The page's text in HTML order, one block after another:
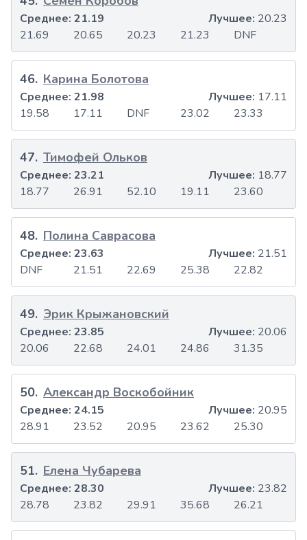
21.69 20.65 20.23 21.23 DNF
Среднее: 21.19 Лучшее: 20.23
46. Карина Болотова
19.58 17.11 DNF 23.02 23.33
Среднее: 21.98 Лучшее: 17.11
47. Тимофей Ольков
18.77 26.91 52.10 19.11 23.60
Среднее: 23.21 Лучшее: 18.77
48. Полина Саврасова
DNF 21.51 22.69 25.38 22.82
Среднее: 23.63 Лучшее: 21.51
49. Эрик Крыжановский
20.06 22.68 24.01 24.86 31.35
Среднее: 23.85 Лучшее: 20.06
50. Александр Воскобойник
28.91 23.52 20.95 23.62 25.30
Среднее: 24.15 Лучшее: 20.95
51. Елена Чубарева
28.78 23.82 29.91 35.68 26.21
Среднее: 28.30 Лучшее: 23.82